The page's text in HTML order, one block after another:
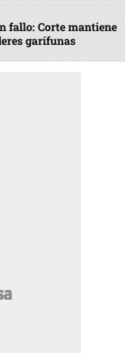
fallo: Corte mantiene
garífunas